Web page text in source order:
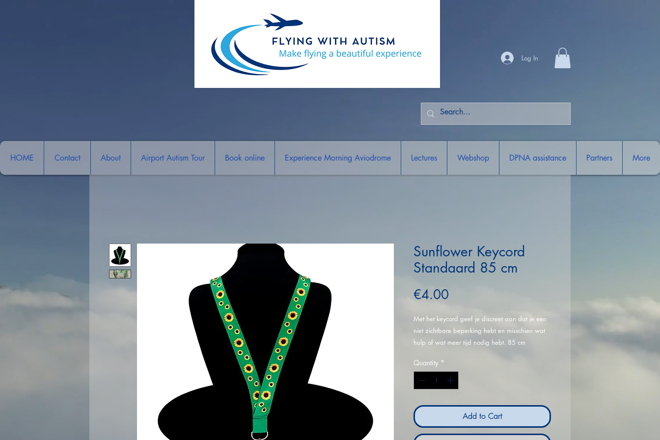
Log In
HOME Contact About Airport Autism Tour Book online Experience Morning Aviodrome Lectures Webshop DPNA assistance Partners More
Sunflower Keycord
Standaard 85 cm
€4.00
Met het keycord geef je discreet aan dat je een
niet zichtbare beperking hebt en misschien wat
hulp of wat meer tijd nodig hebt. 85 cm
Quantity *
Add to Cart